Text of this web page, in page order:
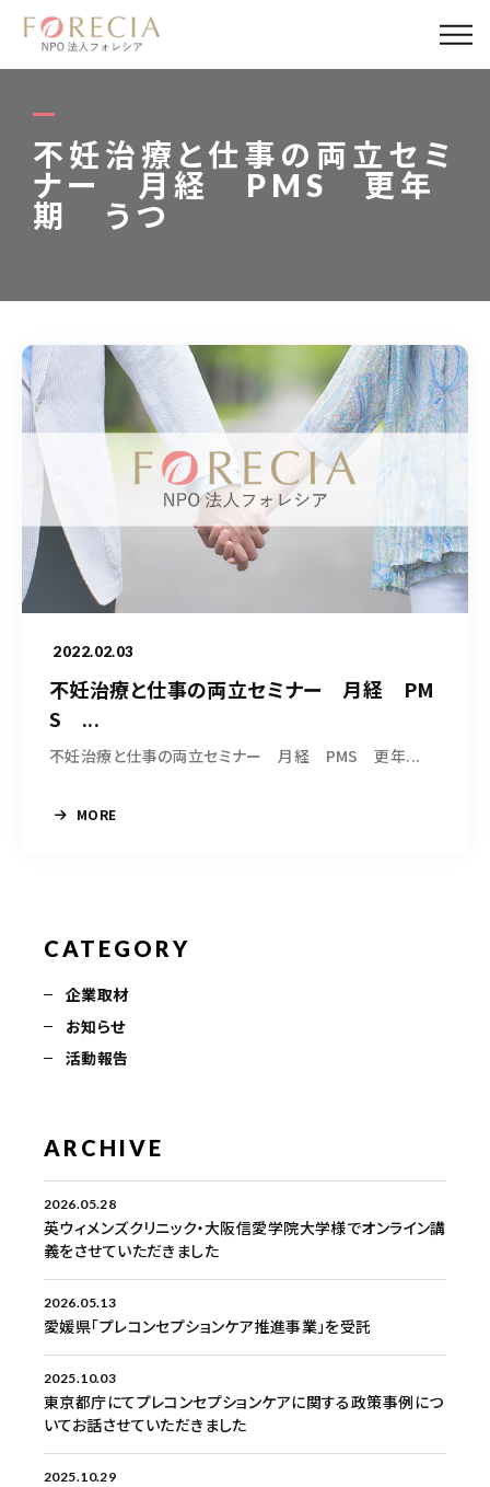
不妊治療と仕事の両立セミ
ナー 月経 PMS 更年
期 うつ
2022.02.03
不妊治療と仕事の両立セミナー 月経 PM
S ...
不妊治療と仕事の両立セミナー 月経 PMS 更年...
MORE
CATEGORY
企業取材
お知らせ
活動報告
ARCHIVE
2026.05.28
英ウィメンズクリニック・大阪信愛学院大学様でオンライン講
義をさせていただきました
2026.05.13
愛媛県「プレコンセプションケア推進事業」を受託
2025.10.03
東京都庁にてプレコンセプションケアに関する政策事例につ
いてお話させていただきました
2025.10.29
私たちについて
事業内容
事業実績
パートナー
寄付・応援
050-5490-5950
9:00-17:00（土日祝除く）